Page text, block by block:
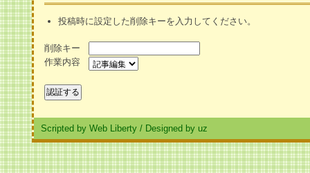
投稿時に設定した削除キーを入力してください。
削除キー
作業内容
Scripted by Web Liberty / Designed by uz